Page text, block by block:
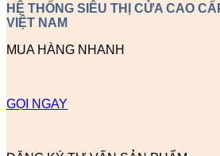
HỆ THỐNG SIÊU THỊ CỬA CAO
VIỆT NAM
MUA HÀNG NHANH
GỌI NGAY